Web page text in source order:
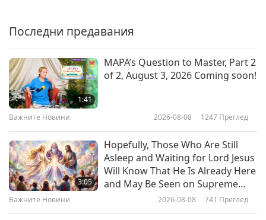
37:55
112-те начина на концентрация
112-те начина на концентрация
на Шива I, част 1 от 7
Последни предавания
1:41
MAPA’s Question to Master, Part 2
of 2, August 3, 2026 Coming soon!
Важните Новини 2026-08-08 1247 Преглед
3:05
Hopefully, Those Who Are Still
Asleep and Waiting for Lord Jesus
Will Know That He Is Already Here
and May Be Seen on Supreme
Master Television
Важните Новини 2026-08-08 741 Преглед